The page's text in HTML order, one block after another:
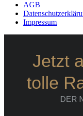
AGB
Impressum
Jetzt
tolle
DER